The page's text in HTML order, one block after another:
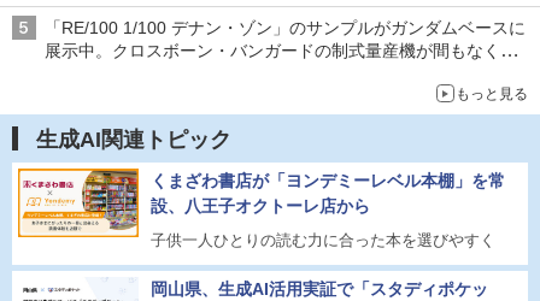
「RE/100 1/100 デナン・ゾン」のサンプルがガンダムベースに
展示中。クロスボーン・バンガードの制式量産機が間もなく発送
もっと見る
生成AI関連トピック
くまざわ書店が「ヨンデミーレベル本棚」を常
設、八王子オクトーレ店から
子供一人ひとりの読む力に合った本を選びやすく
岡山県、生成AI活用実証で「スタディポケッ